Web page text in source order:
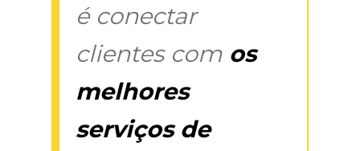
é conectar
clientes com os
melhores
serviços de